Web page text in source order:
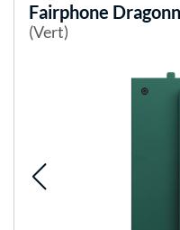
Fairphone
(Vert)